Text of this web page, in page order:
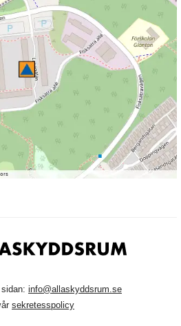
info@allaskyddsrum.se
sekretesspolicy